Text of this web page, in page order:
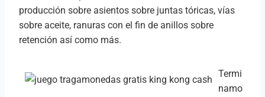
producción sobre asientos sobre juntas tóricas, vías
sobre aceite, ranuras con el fin de anillos sobre
retención así­ como más.
Termi
namo